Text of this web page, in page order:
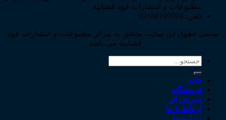
مطبوعات و انتشارات قوه قضاییه
تلفن: 02188199904
تمامی حقوق این سایت متعلق به مرکز مطبوعات و انتشارات قوه
قضاییه می باشد .
جستجو
خانه
فروشگاه
پذیرش اثر
ارتباط با ما